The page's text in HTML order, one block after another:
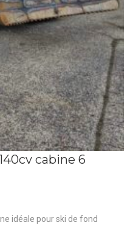
cabine 6
idéale pour ski de fond